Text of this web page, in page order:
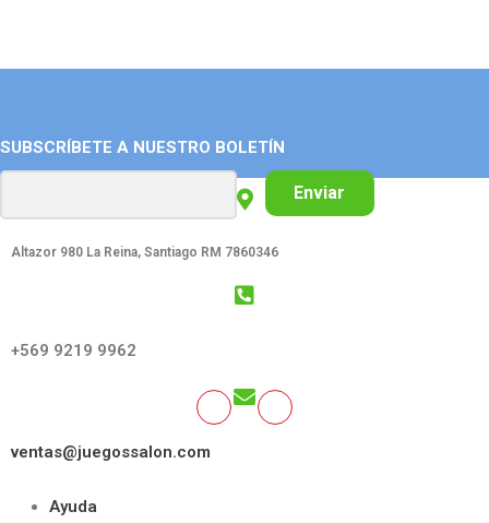
SUBSCRÍBETE A NUESTRO BOLETÍN
Enviar
Altazor 980 La Reina, Santiago RM 7860346
+569 9219 9962
ventas@juegossalon.com
Ayuda